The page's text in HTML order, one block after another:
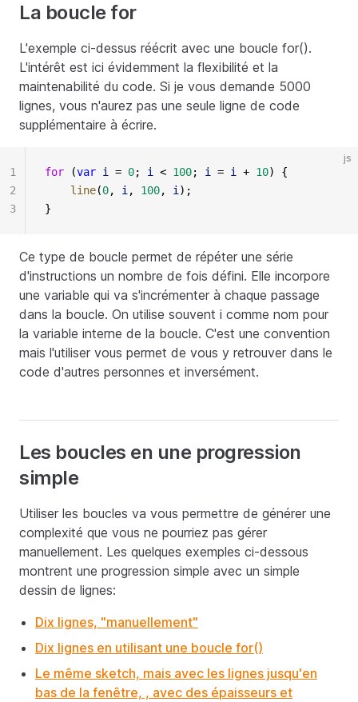
La boucle for
L'exemple ci-dessus réécrit avec une boucle for().
L'intérêt est ici évidemment la flexibilité et la
maintenabilité du code. Si je vous demande 5000
lignes, vous n'aurez pas une seule ligne de code
supplémentaire à écrire.
js
for (var i = 0; i < 100; i = i + 10) {
    line
(0, i , 100, i );
}
1
2
3
Ce type de boucle permet de répéter une série
d'instructions un nombre de fois défini. Elle incorpore
une variable qui va s'incrémenter à chaque passage
dans la boucle. On utilise souvent i comme nom pour
la variable interne de la boucle. C'est une convention
mais l'utiliser vous permet de vous y retrouver dans le
code d'autres personnes et inversément.
Les boucles en une progression
simple
Utiliser les boucles va vous permettre de générer une
complexité que vous ne pourriez pas gérer
manuellement. Les quelques exemples ci-dessous
montrent une progression simple avec un simple
dessin de lignes:
Dix lignes, "manuellement"
Dix lignes en utilisant une boucle for()
Le même sketch, mais avec les lignes jusqu'en
bas de la fenêtre, , avec des épaisseurs et